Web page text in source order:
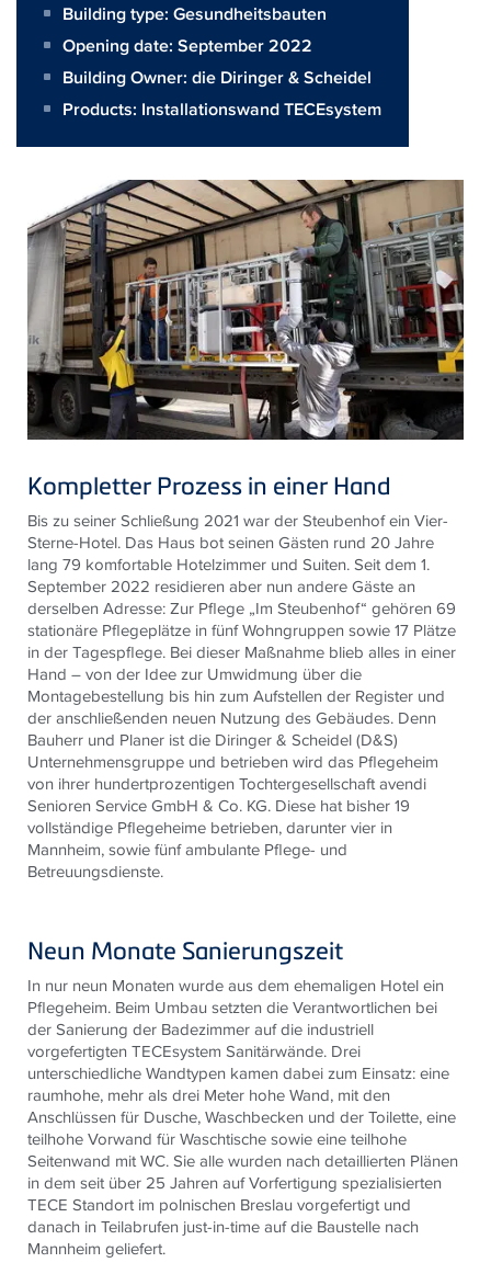
Building type: Gesundheitsbauten
Opening date: September 2022
Building Owner: die Diringer & Scheidel
Products: Installationswand TECEsystem
Kompletter Prozess in einer Hand
Bis zu seiner Schließung 2021 war der Steubenhof ein Vier-
Sterne-Hotel. Das Haus bot seinen Gästen rund 20 Jahre
lang 79 komfortable Hotelzimmer und Suiten. Seit dem 1.
September 2022 residieren aber nun andere Gäste an
derselben Adresse: Zur Pflege „Im Steubenhof“ gehören 69
stationäre Pflegeplätze in fünf Wohngruppen sowie 17 Plätze
in der Tagespflege. Bei dieser Maßnahme blieb alles in einer
Hand – von der Idee zur Umwidmung über die
Montagebestellung bis hin zum Aufstellen der Register und
der anschließenden neuen Nutzung des Gebäudes. Denn
Bauherr und Planer ist die Diringer & Scheidel (D&S)
Unternehmensgruppe und betrieben wird das Pflegeheim
von ihrer hundertprozentigen Tochtergesellschaft avendi
Senioren Service GmbH & Co. KG. Diese hat bisher 19
vollständige Pflegeheime betrieben, darunter vier in
Mannheim, sowie fünf ambulante Pflege- und
Betreuungsdienste.
Neun Monate Sanierungszeit
In nur neun Monaten wurde aus dem ehemaligen Hotel ein
Pflegeheim. Beim Umbau setzten die Verantwortlichen bei
der Sanierung der Badezimmer auf die industriell
vorgefertigten TECEsystem Sanitärwände. Drei
unterschiedliche Wandtypen kamen dabei zum Einsatz: eine
raumhohe, mehr als drei Meter hohe Wand, mit den
Anschlüssen für Dusche, Waschbecken und der Toilette, eine
teilhohe Vorwand für Waschtische sowie eine teilhohe
Seitenwand mit WC. Sie alle wurden nach detaillierten Plänen
in dem seit über 25 Jahren auf Vorfertigung spezialisierten
TECE Standort im polnischen Breslau vorgefertigt und
danach in Teilabrufen just-in-time auf die Baustelle nach
Mannheim geliefert.